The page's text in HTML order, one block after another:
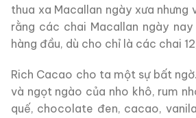
thua xa Macallan ngày xưa nhưng
rằng các chai Macallan ngày
hàng đầu, dù cho chỉ là các chai
Rich Cacao cho ta một sự bất
và ngọt ngào của nho khô, rum
quế, chocolate đen, cacao,